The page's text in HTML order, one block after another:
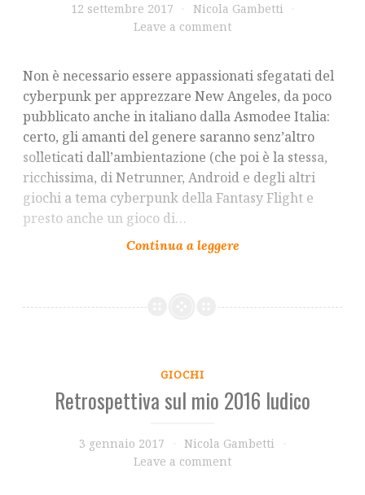
12 settembre 2017
Nicola Gambetti
Leave a comment
Non è necessario essere appassionati sfegatati del
cyberpunk per apprezzare New Angeles, da poco
pubblicato anche in italiano dalla Asmodee Italia:
certo, gli amanti del genere saranno senz’altro
solleticati dall’ambientazione (che poi è la stessa,
ricchissima, di Netrunner, Android e degli altri
giochi a tema cyberpunk della Fantasy Flight e
presto anche un gioco di…
GIOCHI
Retrospettiva sul mio 2016 ludico
3 gennaio 2017
Nicola Gambetti
Leave a comment